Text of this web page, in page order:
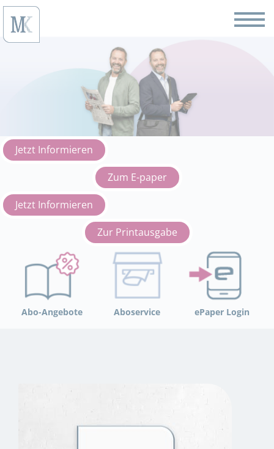
Jetzt Informieren
Zum E-paper
Jetzt Informieren
Zur Printausgabe
Abo-Angebote Aboservice ePaper Login